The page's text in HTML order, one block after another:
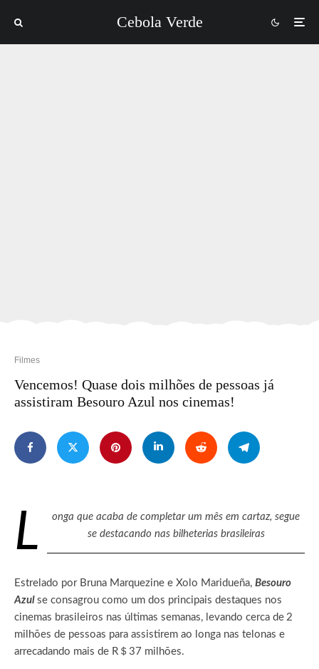
Cebola Verde
Filmes
Vencemos! Quase dois milhões de pessoas já
assistiram Besouro Azul nos cinemas!
L
onga que acaba de completar um mês em cartaz, segue
se destacando nas bilheterias brasileiras
Estrelado por Bruna Marquezine e Xolo Maridueña, Besouro
Azul se consagrou como um dos principais destaques nos
cinemas brasileiros nas últimas semanas, levando cerca de 2
milhões de pessoas para assistirem ao longa nas telonas e
arrecadando mais de R＄37 milhões.